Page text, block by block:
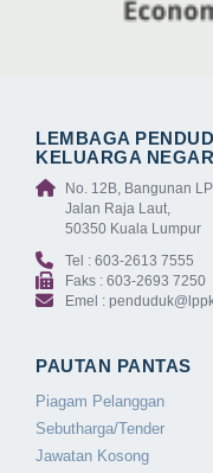
LEMBAGA
KELUARGA
No. 12B, Bangunan
Jalan Raja Laut,
50350 Kuala Lumpur
Tel : 603-2613 7555
Faks : 603-2693 7250
Emel :
PAUTAN PANTAS
Piagam Pelanggan
Sebutharga/Tender
Jawatan Kosong